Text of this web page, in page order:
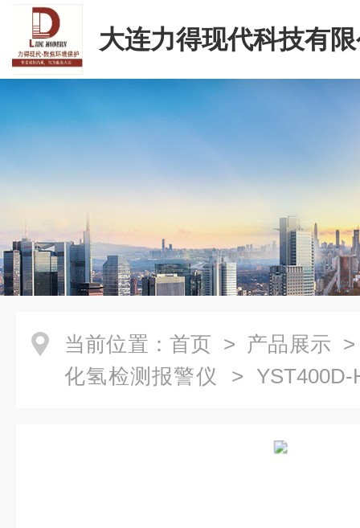
大连力得现代科技有
当前位置： 首页 > 产品展示
化氢检测报警仪 > YST400D-